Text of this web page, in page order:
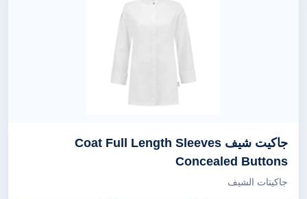
جاكيت شيف Coat Full Length Sleeves
Concealed Buttons
جاكيتات الشيف